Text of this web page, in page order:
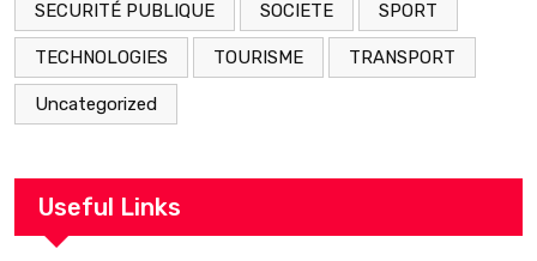
SECURITÉ PUBLIQUE SOCIETE SPORT
TECHNOLOGIES TOURISME TRANSPORT
Uncategorized
Useful Links